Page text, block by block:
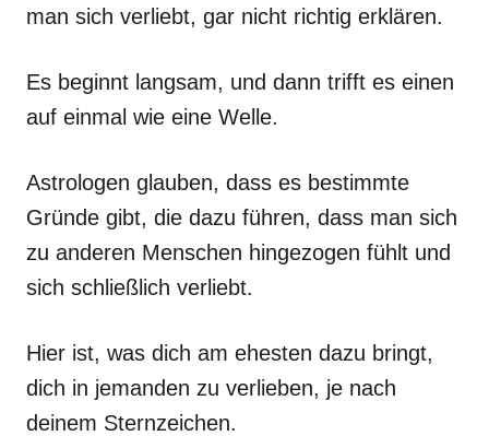
man sich verliebt, gar nicht richtig erklären.
Es beginnt langsam, und dann trifft es einen
auf einmal wie eine Welle.
Astrologen glauben, dass es bestimmte
Gründe gibt, die dazu führen, dass man sich
zu anderen Menschen hingezogen fühlt und
sich schließlich verliebt.
Hier ist, was dich am ehesten dazu bringt,
dich in jemanden zu verlieben, je nach
deinem Sternzeichen.